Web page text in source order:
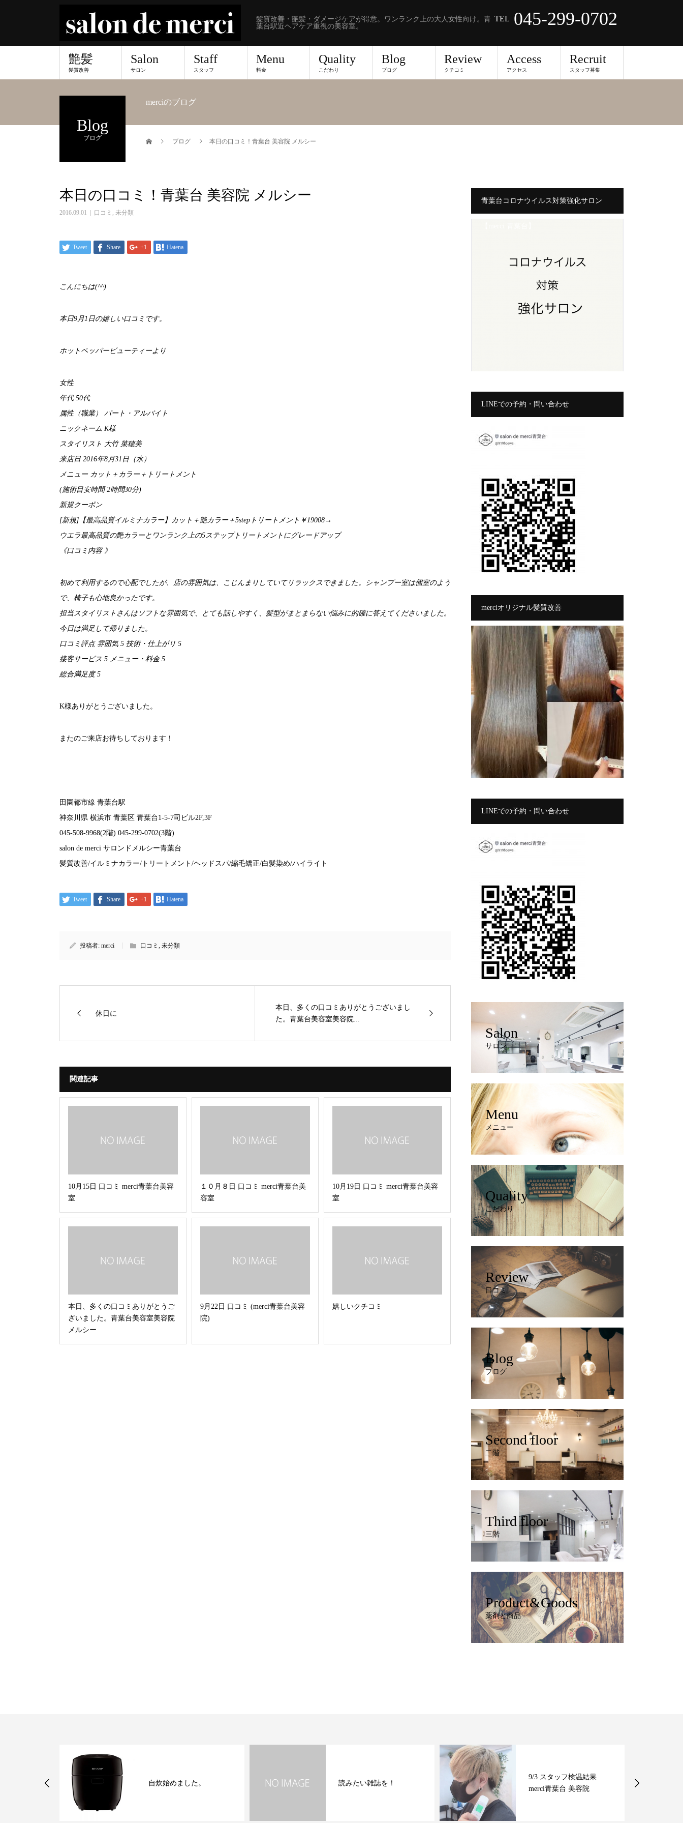
髪質改善・艶髪・ダメージケアが得意。ワンランク上の大人女性向け。青
葉台駅近ヘアケア重視の美容室。
TEL 045-299-0702
艶髪
髪質改善
Salon
サロン
Staff
スタッフ
Menu
料金
Quality
こだわり
Blog
ブログ
Review
クチコミ
Access
アクセス
Recruit
スタッフ募集
Blog
ブログ
merciのブログ
ブログ 本日の口コミ！青葉台 美容院 メルシー
本日の口コミ！青葉台 美容院 メルシー
2016.09.01 口コミ , 未分類
Tweet Share +1 Hatena
こんにちは(^^)
本日9月1日の嬉しい口コミです。
ホットペッパービューティーより
女性
年代 50代
属性（職業） パート・アルバイト
ニックネーム K様
スタイリスト 大竹 菜穂美
来店日 2016年8月31日（水）
メニュー カット＋カラー＋トリートメント
(施術目安時間 2時間30分)
新規クーポン
[新規]【最高品質イルミナカラー】カット＋艶カラー＋5stepトリートメント￥19008→
ウエラ最高品質の艶カラーとワンランク上の5ステップトリートメントにグレードアップ
《口コミ内容 》
初めて利用するので心配でしたが、店の雰囲気は、こじんまりしていてリラックスできました。シャンプー室は個室のよう
で、椅子も心地良かったです。
担当スタイリストさんはソフトな雰囲気で、とても話しやすく、髪型がまとまらない悩みに的確に答えてくださいました。
今日は満足して帰りました。
口コミ評点 雰囲気 5 技術・仕上がり 5
接客サービス 5 メニュー・料金 5
総合満足度 5
K様ありがとうございました。
またのご来店お待ちしております！
田園都市線 青葉台駅
神奈川県 横浜市 青葉区 青葉台1-5-7司ビル2F,3F
045-508-9968(2階) 045-299-0702(3階)
salon de merci サロンドメルシー青葉台
髪質改善/イルミナカラー/トリートメント/ヘッドスパ/縮毛矯正/白髪染め/ハイライト
Tweet Share +1 Hatena
投稿者: merci 口コミ , 未分類
休日に
本日、多くの口コミありがとうございまし
た。青葉台美容室美容院...
関連記事
10月15日 口コミ merci青葉台美容
室
１０月８日 口コミ merci青葉台美
容室
10月19日 口コミ merci青葉台美容
室
本日、多くの口コミありがとうご
ざいました。青葉台美容室美容院
メルシー
9月22日 口コミ (merci青葉台美容
院)
嬉しいクチコミ
青葉台コロナウイルス対策強化サロン
LINEでの予約・問い合わせ
merciオリジナル髪質改善
LINEでの予約・問い合わせ
Salon
サロン
Menu
メニュー
Quality
こだわり
Review
口コミ
Blog
ブログ
Second floor
二階
Third floor
三階
Product&Goods
薬剤と商品
自炊始めました。 読みたい雑誌を！
9/3 スタッフ検温結果
merci青葉台 美容院